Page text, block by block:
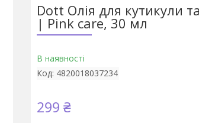
Dott Олія для кутикули
| Pink care, 30 мл
В наявності
Код: 4820018037234
299 ₴